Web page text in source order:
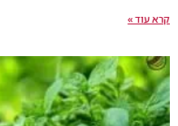
קרא עוד »